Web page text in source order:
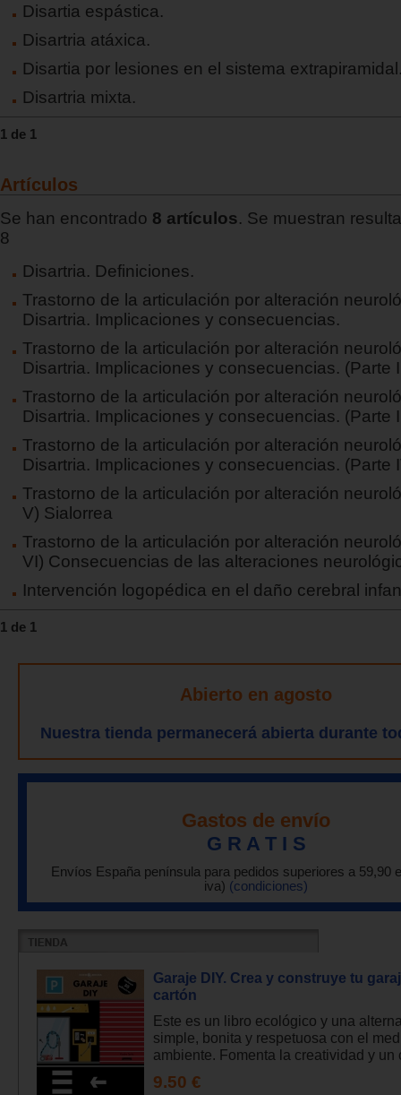
Disartia espástica.
Disartria atáxica.
Disartia por lesiones en el sistema
Disartria mixta.
1 de 1
Artículos
Se han encontrado 8 artículos. Se muestran
8
Disartria. Definiciones.
Trastorno de la articulación por alteración
Disartria. Implicaciones y consecuencias.
Trastorno de la articulación por alteración
Disartria. Implicaciones y consecuencias. (Parte
Trastorno de la articulación por alteración
Disartria. Implicaciones y consecuencias. (Parte
Trastorno de la articulación por alteración
Disartria. Implicaciones y consecuencias. (Parte
Trastorno de la articulación por alteración
V) Sialorrea
Trastorno de la articulación por alteración
VI) Consecuencias de las alteraciones
Intervención logopédica en el daño cerebral
1 de 1
Abierto en agosto
Nuestra tienda permanecerá abierta durante
Gastos de envío
G R A T I S
Envíos España península para pedidos superiores a 59,90
iva) (condiciones)
Garaje DIY. Crea y construye tu
cartón
Este es un libro ecológico y una
simple, bonita y respetuosa con el
ambiente. Fomenta la creatividad y un
9.50 €